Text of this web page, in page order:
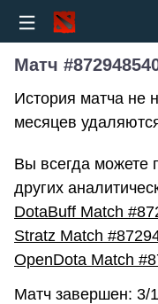
Матч
История матча не
месяцев
Вы всегда можете
других
DotaBuff Match
Stratz Match
OpenDota Match
Матч завершен: 3/